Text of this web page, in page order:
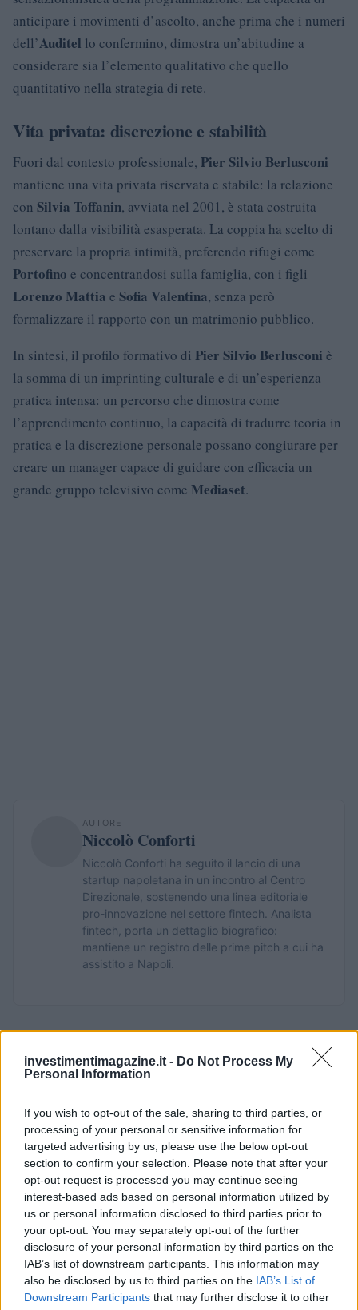
investimentimagazine.it - Do Not Process My
Personal Information
If you wish to opt-out of the sale, sharing to third parties, or
processing of your personal or sensitive information for
targeted advertising by us, please use the below opt-out
section to confirm your selection. Please note that after your
opt-out request is processed you may continue seeing
interest-based ads based on personal information utilized by
us or personal information disclosed to third parties prior to
your opt-out. You may separately opt-out of the further
disclosure of your personal information by third parties on the
IAB’s list of downstream participants. This information may
also be disclosed by us to third parties on the IAB’s List of
Downstream Participants that may further disclose it to other
anticipare i movimenti d’ascolto, anche prima che i numeri
dell’Auditel lo confermino, dimostra un’abitudine a
considerare sia l’elemento qualitativo che quello
quantitativo nella strategia di rete.
Vita privata: discrezione e stabilità
Fuori dal contesto professionale, Pier Silvio Berlusconi
mantiene una vita privata riservata e stabile: la relazione
con Silvia Toffanin, avviata nel 2001, è stata costruita
lontano dalla visibilità esasperata. La coppia ha scelto di
preservare la propria intimità, preferendo rifugi come
Portofino e concentrandosi sulla famiglia, con i figli
Lorenzo Mattia e Sofia Valentina, senza però
formalizzare il rapporto con un matrimonio pubblico.
In sintesi, il profilo formativo di Pier Silvio Berlusconi è
la somma di un imprinting culturale e di un’esperienza
pratica intensa: un percorso che dimostra come
l’apprendimento continuo, la capacità di tradurre teoria in
pratica e la discrezione personale possano congiurare per
creare un manager capace di guidare con efficacia un
grande gruppo televisivo come Mediaset.
AUTORE
Niccolò Conforti
Niccolò Conforti ha seguito il lancio di una
startup napoletana in un incontro al Centro
Direzionale, sostenendo una linea editoriale
pro-innovazione nel settore fintech. Analista
fintech, porta un dettaglio biografico:
mantiene un registro delle prime pitch a cui ha
assistito a Napoli.